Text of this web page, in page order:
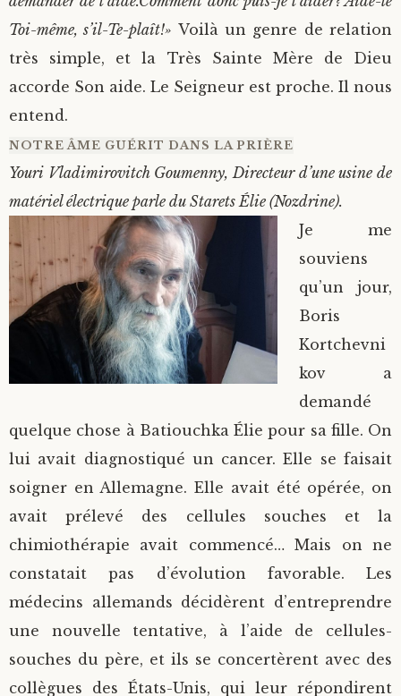
Toi-même, s’il-Te-plaît!» Voilà un genre de relation
très simple, et la Très Sainte Mère de Dieu
accorde Son aide. Le Seigneur est proche. Il nous
entend.
NOTRE ÂME GUÉRIT DANS LA PRIÈRE
Youri Vladimirovitch Goumenny, Directeur d’une usine de
matériel électrique parle du Starets Élie (Nozdrine).
Je me
souviens
qu’un jour,
Boris
Kortchevni
kov a
demandé
quelque chose à Batiouchka Élie pour sa fille. On
lui avait diagnostiqué un cancer. Elle se faisait
soigner en Allemagne. Elle avait été opérée, on
avait prélevé des cellules souches et la
chimiothérapie avait commencé… Mais on ne
constatait pas d’évolution favorable. Les
médecins allemands décidèrent d’entreprendre
une nouvelle tentative, à l’aide de cellules-
souches du père, et ils se concertèrent avec des
collègues des États-Unis, qui leur répondirent